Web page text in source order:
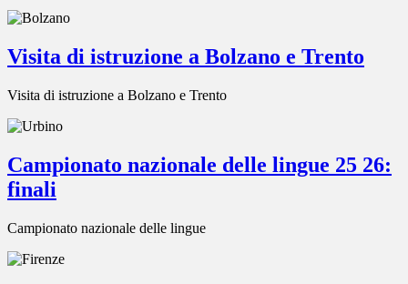
Visita di istruzione a Bolzano e Trento
Visita di istruzione a Bolzano e Trento
Campionato nazionale delle lingue 25 26:
finali
Campionato nazionale delle lingue